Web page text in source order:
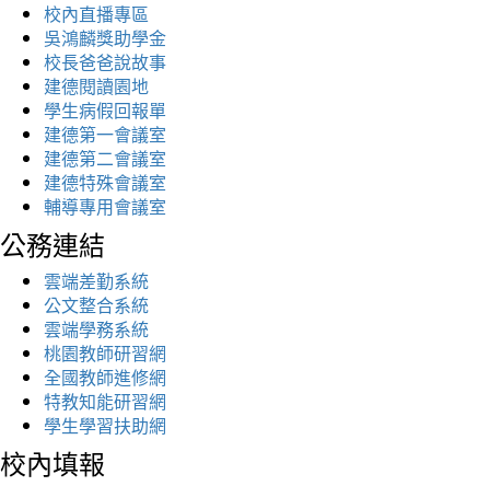
校內直播專區
吳鴻麟獎助學金
校長爸爸說故事
建德閱讀園地
學生病假回報單
建德第一會議室
建德第二會議室
建德特殊會議室
輔導專用會議室
公務連結
雲端差勤系統
公文整合系統
雲端學務系統
桃園教師研習網
全國教師進修網
特教知能研習網
學生學習扶助網
校內填報